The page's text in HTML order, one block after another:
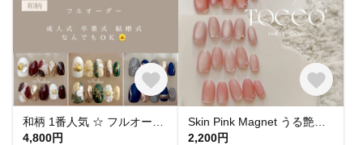
4,800円
2,200円